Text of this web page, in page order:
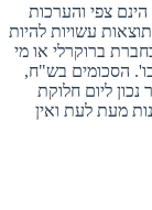
צפי והערכות
עשויות להיות
ברוקרלי או מי
הסכומים בש"ח,
ליום חלוקת
מעת לעת ואין